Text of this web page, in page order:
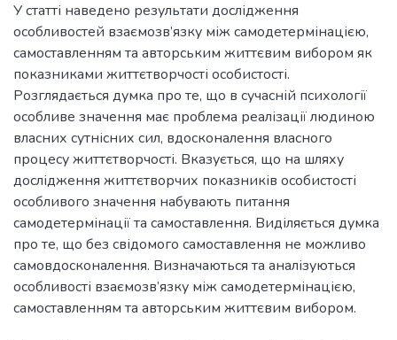
У статті наведено результати дослідження
особливостей взаємозв’язку між самодетермінацією,
самоставленням та авторським життєвим вибором як
показниками життєтворчості особистості.
Розглядається думка про те, що в сучасній психології
особливе значення має проблема реалізації людиною
власних сутнісних сил, вдосконалення власного
процесу життєтворчості. Вказується, що на шляху
дослідження життєтворчих показників особистості
особливого значення набувають питання
самодетермінації та самоставлення. Виділяється думка
про те, що без свідомого самоставлення не можливо
самовдосконалення. Визначаються та аналізуються
особливості взаємозв’язку між самодетермінацією,